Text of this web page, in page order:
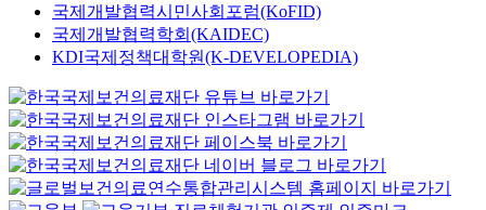
국제개발협력시민사회포럼(KoFID)
국제개발협력학회(KAIDEC)
KDI국제정책대학원(K-DEVELOPEDIA)